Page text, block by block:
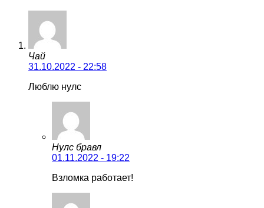
Чай
31.10.2022 - 22:58
Люблю нулс
Нулс бравл
01.11.2022 - 19:22
Взломка работает!